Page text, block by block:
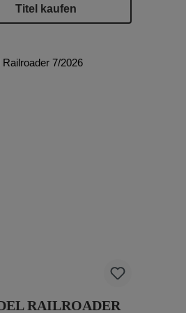
Titel kaufen
RAILROADER